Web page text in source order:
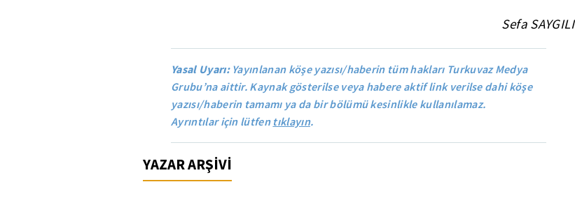
Sefa SAYGILI
Yasal Uyarı: Yayınlanan köşe yazısı/haberin tüm hakları Turkuvaz Medya
Grubu’na aittir. Kaynak gösterilse veya habere aktif link verilse dahi köşe
yazısı/haberin tamamı ya da bir bölümü kesinlikle kullanılamaz.
Ayrıntılar için lütfentıklayın.
YAZAR ARŞİVİ